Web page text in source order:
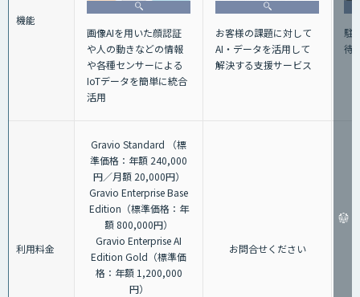
機能
画像AIを用いた顔認証
や人の動きなどの情報
や各種センサーによる
IoTデータを簡単に統合
活用
お客様の課題に対して
AI・データを活用して
解決する支援サービス
駐
待
利用料金
Gravio Standard （標
準価格：年額 240,000
円／月額 20,000円）
Gravio Enterprise Base
Edition（標準価格：年
額 800,000円）
Gravio Enterprise AI
Edition Gold（標準価
格：年額 1,200,000
円）
お問合せください